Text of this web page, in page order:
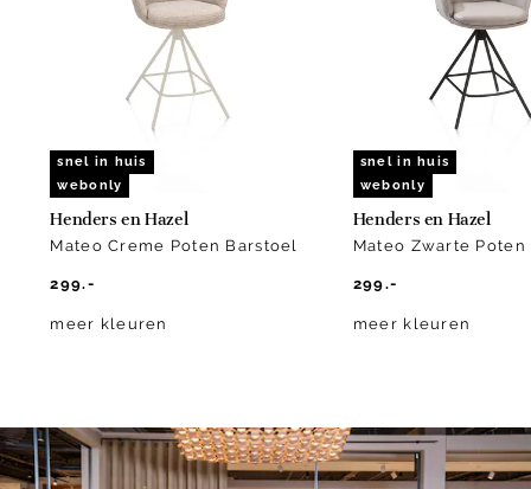
snel in huis
webonly
Henders en Hazel
Mateo Creme Poten Barstoel
299.-
meer kleuren
snel in huis
webonly
Henders en Hazel
Mateo Zwarte
299.-
meer kleuren